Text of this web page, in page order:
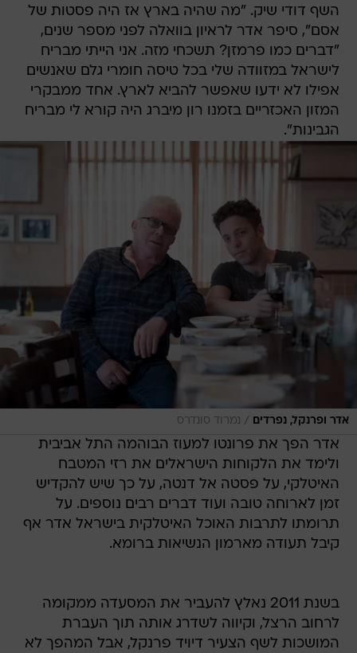
השף דודי שיק. "מה שהיה בארץ אז היה פסטות של
אסם", סיפר אדר לראיון בוואלה לפני מספר שנים,
"דברים כמו פרמזן? תשכחי מזה. אני הייתי מבריח
לישראל במזוודה שלי בכל טיסה חומרי גלם שאנשים
אפילו לא ידעו שאפשר להביא לארץ. אחד ממבקרי
המזון האכזריים בזמנו רון מיברג היה קורא לי מבריח
הגבינות".
אדר ופרנקל, נפרדים / נמרוד סונדרס
אדר הפך את פרונטו למעוז הבוהמה התל אביבית
ולימד את הלקוחות הישראלים את רזי המטבח
האיטלקי, על פסטה אל דנטה, על כך שיש להקדיש
זמן לארוחה טובה ועוד דברים רבים נוספים. על
תרומתו לתרבות האוכל האיטלקית בישראל אדר אף
קיבל תעודה מארמון הנשיאות ברומא.
בשנת 2011 נאלץ להעביר את המסעדה ממקומה
לרחוב הרצל, וקיווה לשדרג אותה תוך העברת
המושכות לשף הצעיר דיויד פרנקל, אבל המהפך לא